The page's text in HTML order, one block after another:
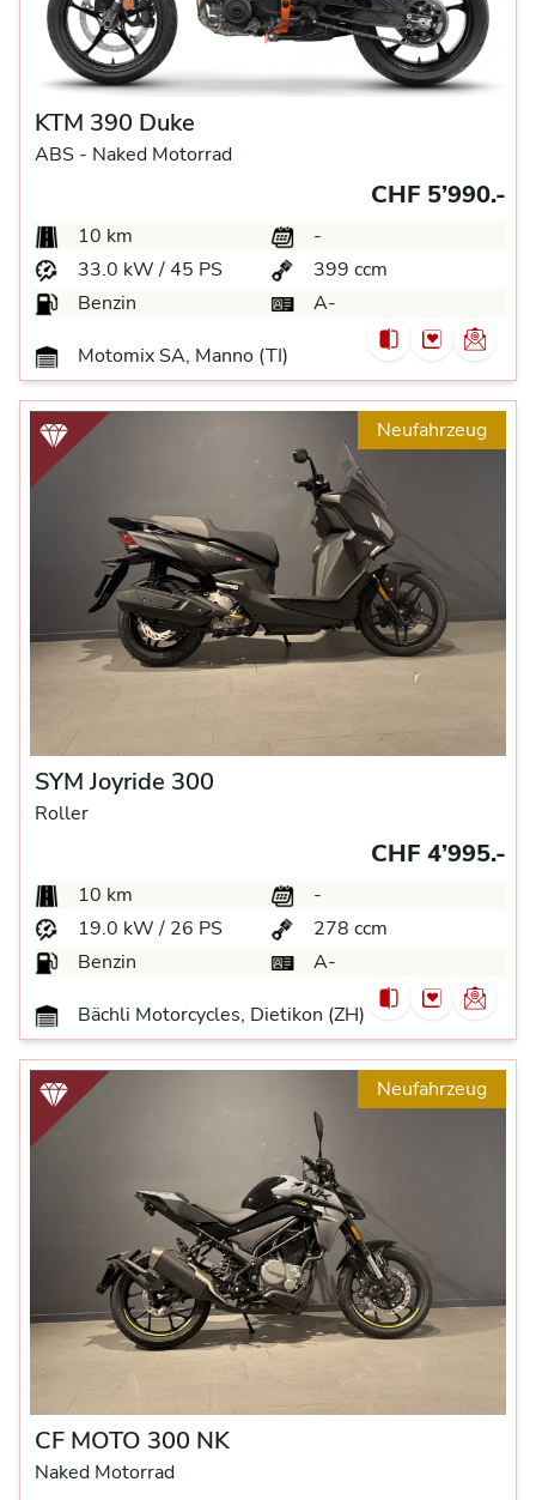
KTM 390 Duke
ABS - Naked Motorrad
CHF 5’990.-
10 km
-
33.0 kW / 45 PS
399 ccm
Benzin
A-
Motomix SA, Manno (TI)
Neufahrzeug
SYM Joyride 300
Roller
CHF 4’995.-
10 km
-
19.0 kW / 26 PS
278 ccm
Benzin
A-
Bächli Motorcycles, Dietikon (ZH)
Neufahrzeug
CF MOTO 300 NK
Naked Motorrad